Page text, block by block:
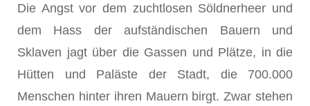
Die Angst vor dem zuchtlosen Söldnerheer und
dem Hass der aufständischen Bauern und
Sklaven jagt über die Gassen und Plätze, in die
Hütten und Paläste der Stadt, die 700.000
Menschen hinter ihren Mauern birgt. Zwar stehen